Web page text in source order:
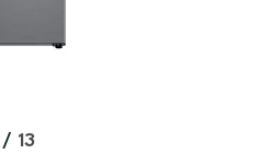
/ 13